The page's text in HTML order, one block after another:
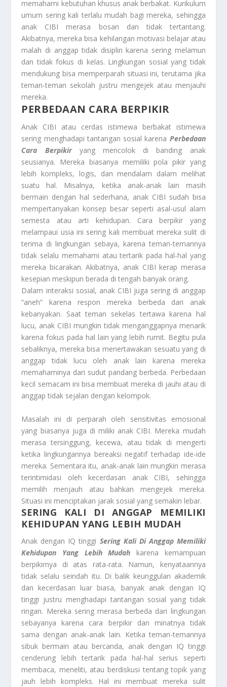
memahami kebutuhan khusus anak berbakat. Kurikulum
umum sering kali terlalu mudah bagi mereka, sehingga
anak CIBI merasa bosan dan tidak tertantang.
Akibatnya, mereka bisa kehilangan motivasi belajar atau
malah di anggap tidak disiplin karena sering melamun
dan tidak fokus di kelas. Lingkungan sosial yang tidak
mendukung bisa memperparah situasi ini, terutama jika
teman-teman sekolah justru mengejek atau menjauhi
mereka.
PERBEDAAN CARA BERPIKIR
Anak CIBI atau cerdas istimewa berbakat istimewa
sering menghadapi tantangan sosial karena Perbedaan
Cara Berpikir yang mencolok di banding anak
seusianya. Mereka biasanya memiliki pola pikir yang
lebih kompleks, logis, dan mendalam dalam melihat
suatu hal. Misalnya, ketika anak-anak lain masih
bermain dengan hal sederhana, anak CIBI sudah bisa
mempertanyakan konsep besar seperti asal-usul alam
semesta atau arti kehidupan. Cara berpikir yang
melampaui usia ini sering kali membuat mereka sulit di
terima di lingkungan sebaya, karena teman-temannya
tidak selalu memahami atau tertarik pada hal-hal yang
mereka bicarakan. Akibatnya, anak CIBI kerap merasa
kesepian meskipun berada di tengah banyak orang.
Dalam interaksi sosial, anak CIBI juga sering di anggap
“aneh” karena respon mereka berbeda dari anak
kebanyakan. Saat teman sekelas tertawa karena hal
lucu, anak CIBI mungkin tidak menganggapnya menarik
karena fokus pada hal lain yang lebih rumit. Begitu pula
sebaliknya, mereka bisa menertawakan sesuatu yang di
anggap tidak lucu oleh anak lain karena mereka
memahaminya dari sudut pandang berbeda. Perbedaan
kecil semacam ini bisa membuat mereka di jauhi atau di
anggap tidak sejalan dengan kelompok.
Masalah ini di perparah oleh sensitivitas emosional
yang biasanya juga di miliki anak CIBI. Mereka mudah
merasa tersinggung, kecewa, atau tidak di mengerti
ketika lingkungannya bereaksi negatif terhadap ide-ide
mereka. Sementara itu, anak-anak lain mungkin merasa
terintimidasi oleh kecerdasan anak CIBI, sehingga
memilih menjauh atau bahkan mengejek mereka.
Situasi ini menciptakan jarak sosial yang semakin lebar.
SERING KALI DI ANGGAP MEMILIKI
KEHIDUPAN YANG LEBIH MUDAH
Anak dengan IQ tinggi Sering Kali Di Anggap Memiliki
Kehidupan Yang Lebih Mudah karena kemampuan
berpikirnya di atas rata-rata. Namun, kenyataannya
tidak selalu seindah itu. Di balik keunggulan akademik
dan kecerdasan luar biasa, banyak anak dengan IQ
tinggi justru menghadapi tantangan sosial yang tidak
ringan. Mereka sering merasa berbeda dari lingkungan
sebayanya karena cara berpikir dan minatnya tidak
sama dengan anak-anak lain. Ketika teman-temannya
sibuk bermain atau bercanda, anak dengan IQ tinggi
cenderung lebih tertarik pada hal-hal serius seperti
membaca, meneliti, atau berdiskusi tentang topik yang
jauh lebih kompleks. Hal ini membuat mereka sulit